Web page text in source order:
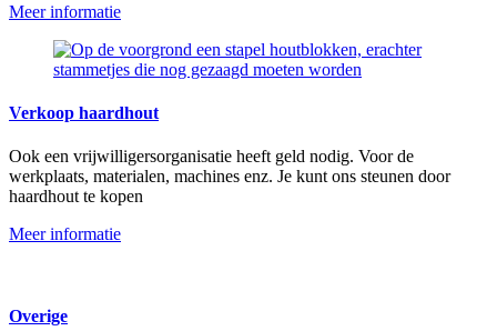
Meer informatie
Verkoop haardhout
Ook een vrijwilligersorganisatie heeft geld nodig. Voor de
werkplaats, materialen, machines enz. Je kunt ons steunen door
haardhout te kopen
Meer informatie
Overige